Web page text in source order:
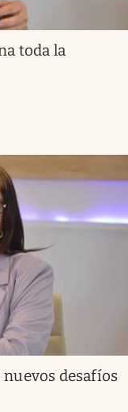
toda la
desafíos